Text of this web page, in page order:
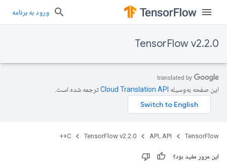
ورود به برنامه
TensorFlow v2.2.0
این صفحه به‌وسیله ترجمه شده است.
TensorFlow API، API TensorFlow v2.2.0
C++
این مرور مفید بود؟